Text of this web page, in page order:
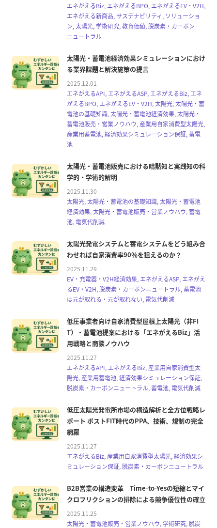
エネがえるBiz, エネがえるBPO, エネがえるEV・V2H,
エネがえる新商品, サステナビリティ, ソリューショ
ン, 太陽光, 学術研究, 教育価値, 脱炭素・カーボン
ニュートラル
太陽光・蓄電池経済効果シミュレーションにおけ
る業界課題と解決施策の提言
2025.12.01
エネがえるAPI, エネがえるASP, エネがえるBiz, エネ
がえるBPO, エネがえるEV・V2H, 太陽光, 太陽光・蓄
電池の基礎知識, 太陽光・蓄電池経済効果, 太陽光・
蓄電池販売・営業ノウハウ, 産業用自家消費型太陽光,
産業用蓄電池, 経済効果シミュレーション保証, 蓄電
池
太陽光・蓄電池販売における暗黙知と実践知の科
学的・学術的解明
2025.11.30
太陽光, 太陽光・蓄電池の基礎知識, 太陽光・蓄電池
経済効果, 太陽光・蓄電池販売・営業ノウハウ, 蓄電
池, 電気代削減
太陽光発電システムと蓄電システムをどう組み合
わせれば自家消費率90％を狙えるのか？
2025.11.29
EV・充電器・V2H経済効果, エネがえるASP, エネがえ
るEV・V2H, 脱炭素・カーボンニュートラル, 蓄電池
は元が取れる・元が取れない, 電気代削減
低圧事業者向け自家消費型屋根上太陽光（非FI
T）・蓄電池提案における「エネがえるBiz」活
用戦略と商談ノウハウ
2025.11.27
エネがえるAPI, エネがえるBiz, 産業用自家消費型太
陽光, 産業用蓄電池, 経済効果シミュレーション保証,
脱炭素・カーボンニュートラル, 蓄電池, 電気代削減
低圧太陽光発電所市場の構造解析と全方位戦略レ
ポート ポストFIT時代のPPA、技術、規制の完全
網羅
2025.11.27
エネがえるBiz, 産業用自家消費型太陽光, 経済効果シ
ミュレーション保証, 脱炭素・カーボンニュートラル
B2B営業の構造変革 Time-to-Yesの短縮とマイ
クロフリクションの排除による競争優位性の確立
2025.11.25
太陽光・蓄電池販売・営業ノウハウ, 学術研究, 脱炭